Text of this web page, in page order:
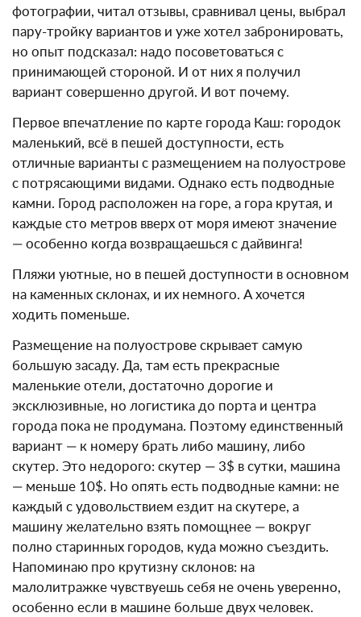
фотографии, читал отзывы, сравнивал цены, выбрал
пару-тройку вариантов и уже хотел забронировать,
но опыт подсказал: надо посоветоваться с
принимающей стороной. И от них я получил
вариант совершенно другой. И вот почему.
Первое впечатление по карте города Каш: городок
маленький, всё в пешей доступности, есть
отличные варианты с размещением на полуострове
с потрясающими видами. Однако есть подводные
камни. Город расположен на горе, а гора крутая, и
каждые сто метров вверх от моря имеют значение
— особенно когда возвращаешься с дайвинга!
Пляжи уютные, но в пешей доступности в основном
на каменных склонах, и их немного. А хочется
ходить поменьше.
Размещение на полуострове скрывает самую
большую засаду. Да, там есть прекрасные
маленькие отели, достаточно дорогие и
эксклюзивные, но логистика до порта и центра
города пока не продумана. Поэтому единственный
вариант — к номеру брать либо машину, либо
скутер. Это недорого: скутер — 3$ в сутки, машина
— меньше 10$. Но опять есть подводные камни: не
каждый с удовольствием ездит на скутере, а
машину желательно взять помощнее — вокруг
полно старинных городов, куда можно съездить.
Напоминаю про крутизну склонов: на
малолитражке чувствуешь себя не очень уверенно,
особенно если в машине больше двух человек.